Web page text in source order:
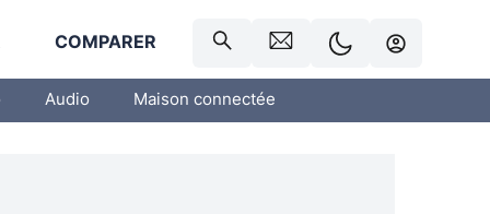
COMPARER
Audio Maison connectée